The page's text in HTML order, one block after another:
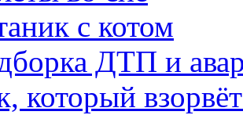
с котом
ДТП и
который